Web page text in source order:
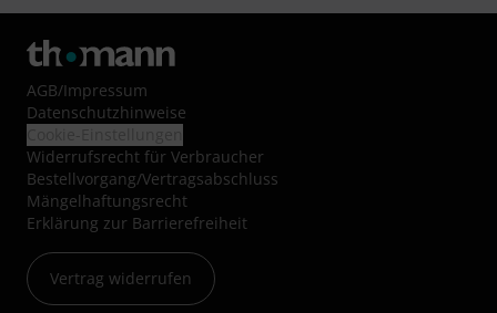
AGB/Impressum
Datenschutzhinweise
Widerrufsrecht für Verbraucher
Bestellvorgang/Vertragsabschluss
Mängelhaftungsrecht
Erklärung zur Barrierefreiheit
Vertrag widerrufen